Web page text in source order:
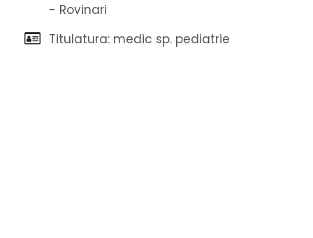
- Rovinari
Titulatura: medic sp. pediatrie